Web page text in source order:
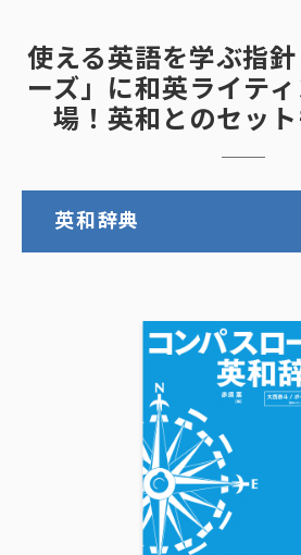
使える英語を学ぶ指
ーズ」に和英ライテ
場！英和とのセット
英和辞典